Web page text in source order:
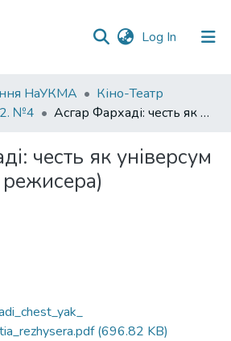
Log In (current)
НаУКМА
Кіно-Театр
№4
Асгар Фархаді: честь як універсум (до 50-ліття режисера)
честь як універсум
(696.82 KB)